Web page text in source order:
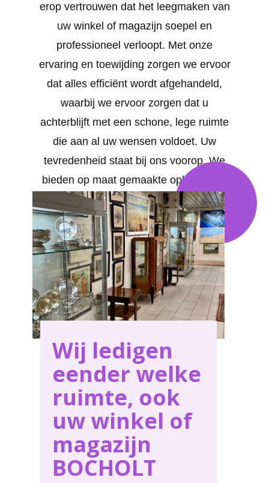
erop vertrouwen dat het leegmaken van
uw winkel of magazijn soepel en
professioneel verloopt. Met onze
ervaring en toewijding zorgen we ervoor
dat alles efficiënt wordt afgehandeld,
waarbij we ervoor zorgen dat u
achterblijft met een schone, lege ruimte
die aan al uw wensen voldoet. Uw
tevredenheid staat bij ons voorop. We
bieden op maat gemaakte oplossingen
voor al uw behoeften in BOCHOLT .
Wij ledigen
eender welke
ruimte, ook
uw winkel of
magazijn
BOCHOLT